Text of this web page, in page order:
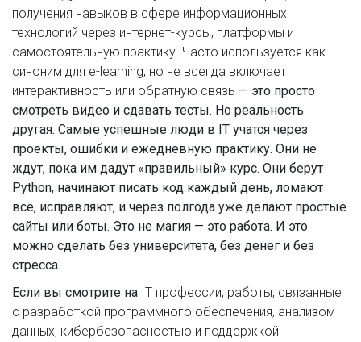
получения навыков в сфере информационных
технологий через интернет-курсы, платформы и
самостоятельную практику. Часто используется как
синоним для e-learning, но не всегда включает
интерактивность или обратную связь — это просто
смотреть видео и сдавать тесты. Но реальность
другая. Самые успешные люди в IT учатся через
проекты, ошибки и ежедневную практику. Они не
ждут, пока им дадут «правильный» курс. Они берут
Python, начинают писать код каждый день, ломают
всё, исправляют, и через полгода уже делают простые
сайты или боты. Это не магия — это работа. И это
можно сделать без университета, без денег и без
стресса.
Если вы смотрите на IT профессии, работы, связанные
с разработкой программного обеспечения, анализом
данных, кибербезопасностью и поддержкой